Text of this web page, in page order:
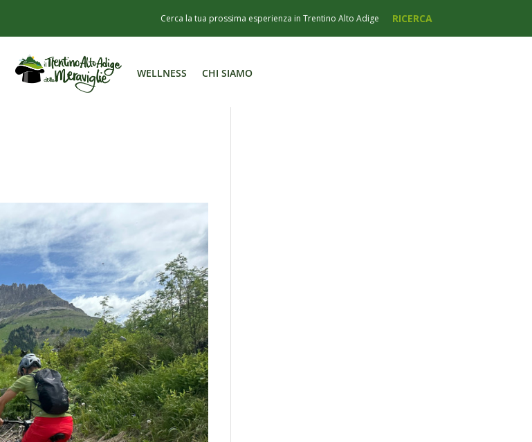
WELLNESS CHI SIAMO